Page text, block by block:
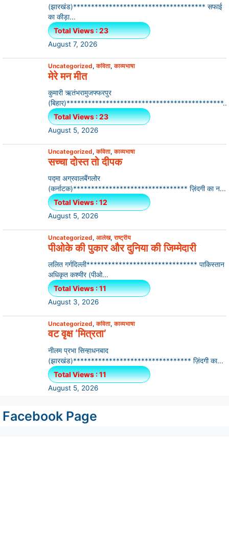
(झारखंड)************************************* सफाई
का कीड़ा...
Total Views : 23
August 7, 2026
Uncategorized,कविता,काव्यभाषा
मेरे मन मीत
कुमारी ऋतंभरामुजफ्फरपुर
(बिहार)********************************************...
Total Views : 23
August 5, 2026
Uncategorized,कविता,काव्यभाषा
सच्चा दोस्त तो दीपक
पद्मा अग्रवालबैंगलोर
(कर्नाटक)******************************** ज़िंदगी का न...
Total Views : 12
August 5, 2026
Uncategorized, आलेख,राष्ट्रीय
पीओके की पुकार और दुनिया की जिम्मेदारी
ललित गर्गदिल्ली******************************* पाकिस्तान
अधिकृत कश्मीर (पीओ...
Total Views : 11
August 3, 2026
Uncategorized,कविता,काव्यभाषा
वट वृक्ष ‘मित्रता’
नीलम प्रभा सिन्हाधनबाद
(झारखंड)********************************* ज़िंदगी का...
Total Views : 11
August 5, 2026
Facebook Page